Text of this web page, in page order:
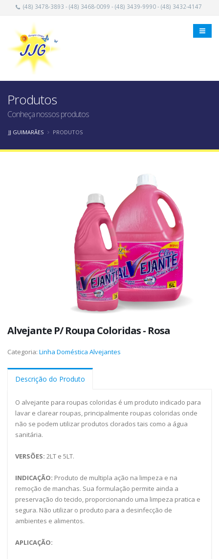
(48) 3478-3893 - (48) 3468-0099 - (48) 3439-9990 - (48) 3432-4147
Produtos
Conheça nossos produtos
JJ GUIMARÃES PRODUTOS
Alvejante P/ Roupa Coloridas - Rosa
Categoria: Linha Doméstica Alvejantes
Descrição do Produto
O alvejante para roupas coloridas é um produto indicado para
lavar e clarear roupas, principalmente roupas coloridas onde
não se podem utilizar produtos clorados tais como a água
sanitária.
VERSÕES: 2LT e 5LT.
INDICAÇÃO: Produto de multipla ação na limpeza e na
remoção de manchas. Sua formulação permite ainda a
preservação do tecido, proporcionando uma limpeza pratica e
segura. Não utilizar o produto para a desinfecção de
ambientes e alimentos.
APLICAÇÃO: